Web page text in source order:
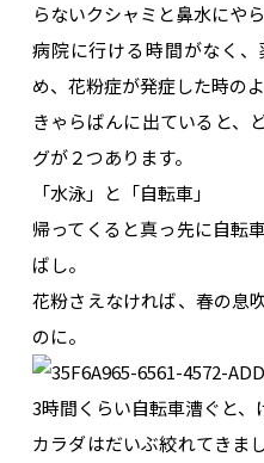
らないクシャミと鼻水にや
病院に行ける時間がなく
め、花粉症が発症した時の
きゃらばんに出ていると、
グが２つあります。
「水泳」と「自転車」
帰ってくると真っ先に自転
ばし。
花粉さえなければ、春の息
のに。
3時間くらい自転車漕ぐと、
カラダはだいぶ絞れてきま